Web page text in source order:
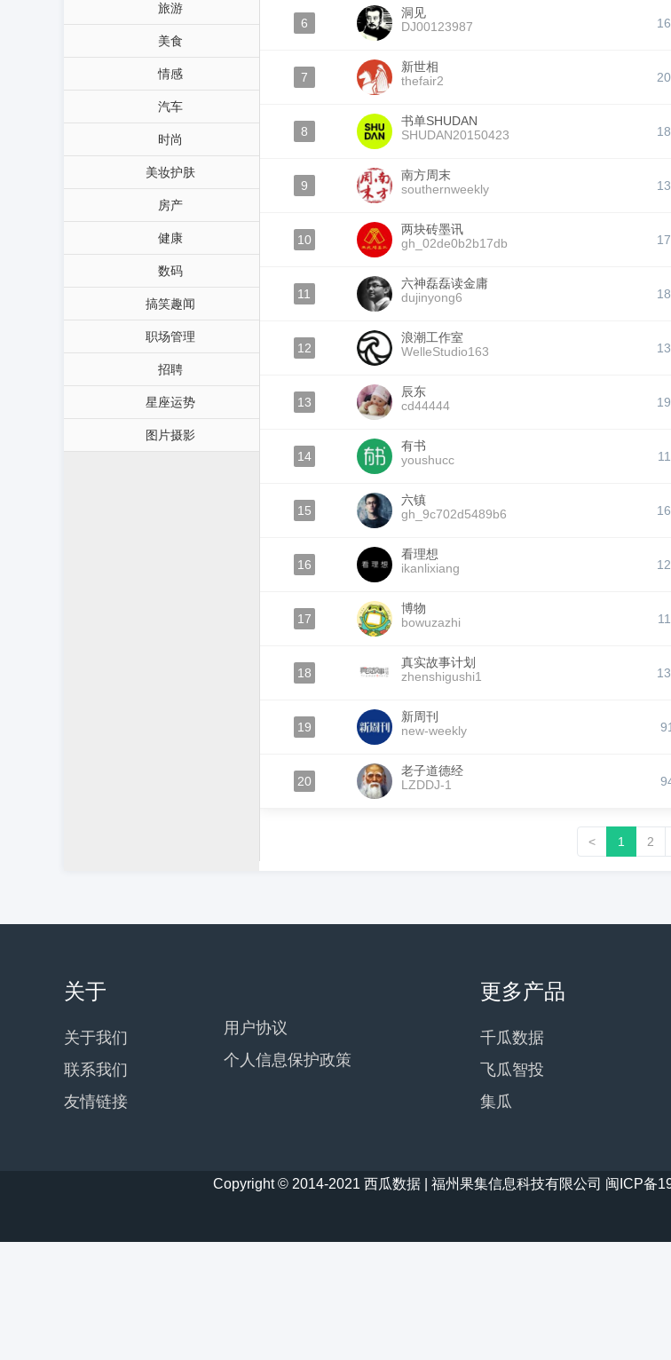
旅游
美食
情感
汽车
时尚
美妆护肤
房产
健康
数码
搞笑趣闻
职场管理
招聘
星座运势
图片摄影
6
洞见
DJ00123987
7
新世相
thefair2
8
书单SHUDAN
SHUDAN20150423
9
南方周末
southernweekly
10
两块砖墨讯
gh_02de0b2b17db
11
六神磊磊读金庸
dujinyong6
12
浪潮工作室
WelleStudio163
13
辰东
cd44444
14
有书
youshucc
15
六镇
gh_9c702d5489b6
16
看理想
ikanlixiang
17
博物
bowuzazhi
18
真实故事计划
zhenshigushi1
19
新周刊
new-weekly
20
老子道德经
LZDDJ-1
< 1 2
关于
关于我们
联系我们
友情链接
用户协议
个人信息保护政策
更多产品
千瓜数据
飞瓜智投
集瓜
Copyright © 2014-2021 西瓜数据 | 福州果集信息科技有限公司 闽ICP备